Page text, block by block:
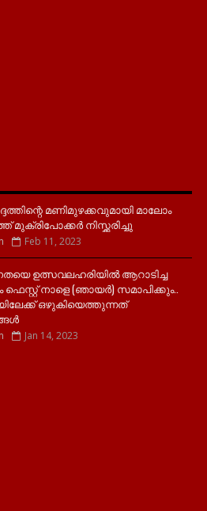
മണിമുഴക്കവുമായി മാലോം
മുക്രിപോക്കർ നിസ്ക്കരിച്ചു
Feb 11, 2023
ഉത്സവലഹരിയിൽ ആറാടിച്ച
ഫെസ്റ്റ് നാളെ (ഞായർ) സമാപിക്കും..
ഒഴുകിയെത്തുന്നത്
Jan 14, 2023